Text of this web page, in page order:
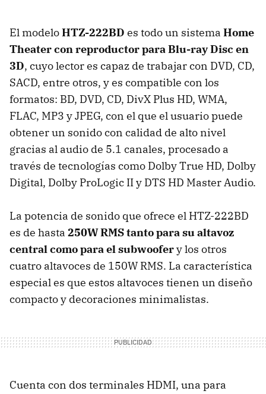
El modeloHTZ-222BD es todo un sistema Home
Theater con reproductor para Blu-ray Disc en
3D, cuyo lector es capaz de trabajar con DVD, CD,
SACD, entre otros, y es compatible con los
formatos: BD, DVD, CD, DivX Plus HD, WMA,
FLAC, MP3 y JPEG, con el que el usuario puede
obtener un sonido con calidad de alto nivel
gracias al audio de 5.1 canales, procesado a
través de tecnologías como Dolby True HD, Dolby
Digital, Dolby ProLogic II y DTS HD Master Audio.
La potencia de sonido que ofrece el HTZ-222BD
es de hasta 250W RMS tanto para su altavoz
central como para el subwoofery los otros
cuatro altavoces de 150W RMS. La característica
especial es que estos altavoces tienen un diseño
compacto y decoraciones minimalistas.
Cuenta con dos terminales HDMI, una para